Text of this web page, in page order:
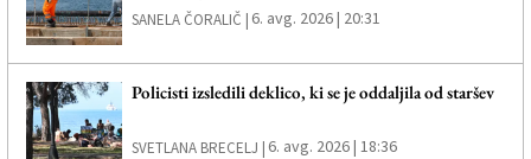
SANELA ČORALIČ | 6. avg. 2026 | 20:31
Policisti izsledili deklico, ki se je oddaljila od staršev
SVETLANA BRECELJ | 6. avg. 2026 | 18:36